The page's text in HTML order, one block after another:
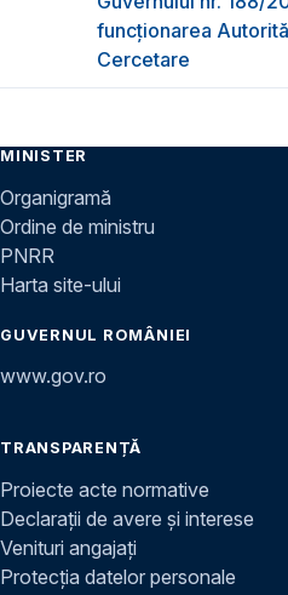
funcţionarea
Cercetare
MINISTER
Organigramă
Ordine de ministru
PNRR
Harta site-ului
GUVERNUL ROMÂNIEI
www.gov.ro
TRANSPARENȚĂ
Proiecte acte normative
Declarații de avere și interese
Venituri angajați
Protecția datelor personale